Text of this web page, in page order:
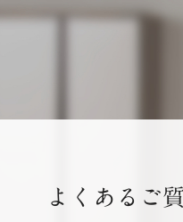
よくあるご